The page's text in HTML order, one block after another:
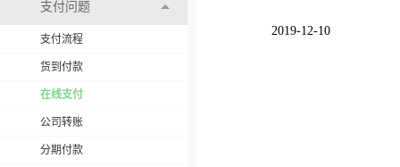
支付问题
支付流程
货到付款
在线支付
公司转账
分期付款
2019-12-10